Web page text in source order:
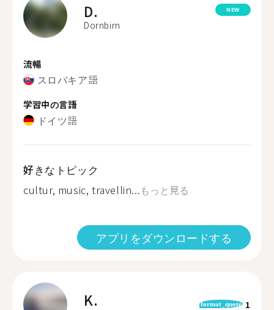
D.
Dornbirn
NEW
流暢
スロバキア語
学習中の言語
ドイツ語
好きなトピック
cultur, music, travellin...もっと見る
アプリをダウンロードする
K. format_quote 1